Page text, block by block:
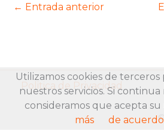
← Entrada anterior
Politica de Privacidad
Utilizamos cookies de terceros
nuestros servicios. Si
consideramos que acepta su
más
de acuerdo